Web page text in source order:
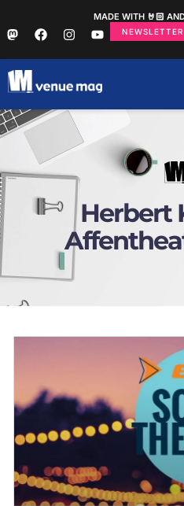
MADE WITH 🤘🏻
NEWSLETTER
Herbert